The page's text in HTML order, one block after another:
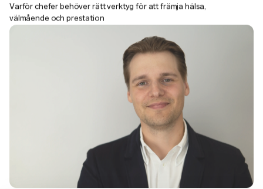
Varför chefer behöver rätt verktyg för att främja hälsa,
välmående och prestation